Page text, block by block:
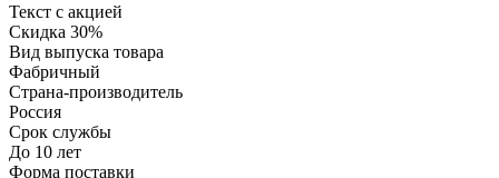
Текст с акцией
Скидка 30%
Вид выпуска товара
Фабричный
Страна-производитель
Россия
Срок службы
До 10 лет
Форма поставки